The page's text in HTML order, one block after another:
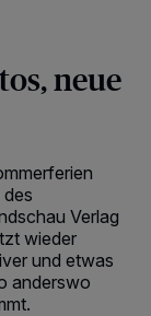
neue
Verlag
wieder
und etwas
anderswo